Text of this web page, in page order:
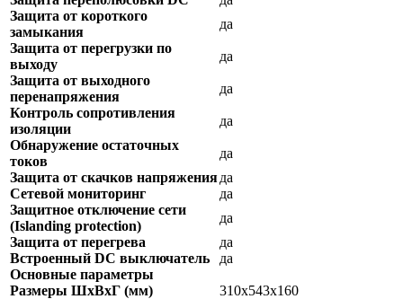
Защита от короткого
замыкания
да
Защита от перегрузки по
выходу
да
Защита от выходного
перенапряжения
да
Контроль сопротивления
изоляции
да
Обнаружение остаточных
токов
да
Защита от скачков напряженияда
Сетевой мониторинг
да
Защитное отключение сети
(Islanding protection)
да
Защита от перегрева
да
Встроенный DC выключатель
да
Основные параметры
Размеры ШхВхГ (мм)
310х543х160